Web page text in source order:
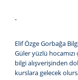
-
Elif Özge Gorbağa
Güler yüzlü
bilgi alışverişinden
kurslara gelecek